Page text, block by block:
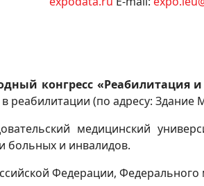
конгресс «Реабилитация
реабилитации (по адресу: Здание
медицинский
больных и инвалидов.
Федерации,